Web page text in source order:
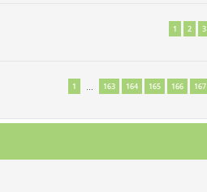
1 2 3
1 163 164 165 166 167